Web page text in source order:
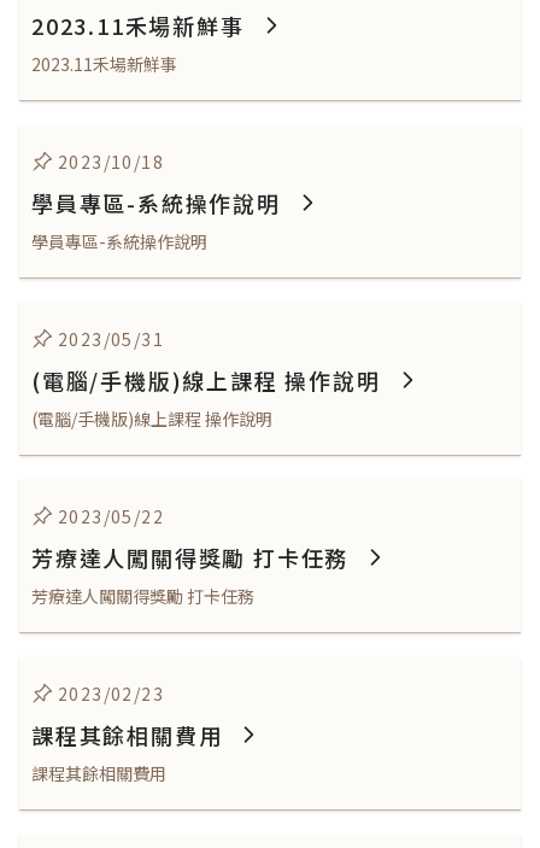
2023.11禾場新鮮事
2023.11禾場新鮮事
2023/10/18
學員專區-系統操作說明
學員專區-系統操作說明
2023/05/31
(電腦/手機版)線上課程 操作說明
(電腦/手機版)線上課程 操作說明
2023/05/22
芳療達人闖關得獎勵 打卡任務
芳療達人闖關得獎勵 打卡任務
2023/02/23
課程其餘相關費用
課程其餘相關費用